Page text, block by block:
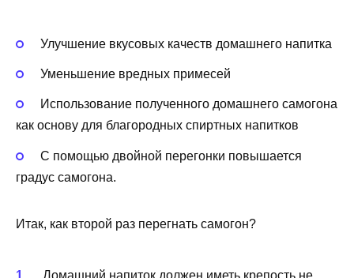
Улучшение вкусовых качеств домашнего напитка
Уменьшение вредных примесей
Использование полученного домашнего самогона
как основу для благородных спиртных напитков
С помощью двойной перегонки повышается
градус самогона.
Итак, как второй раз перегнать самогон?
Домашний напиток должен иметь крепость не